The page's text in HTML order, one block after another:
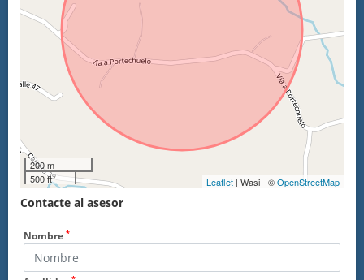
200 m
500 ft
Leaflet | Wasi - ©OpenStreetMap
Contacte al asesor
Nombre *